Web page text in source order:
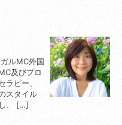
ルMC外国
及びプロ
ピー、
スタイル
、 […]